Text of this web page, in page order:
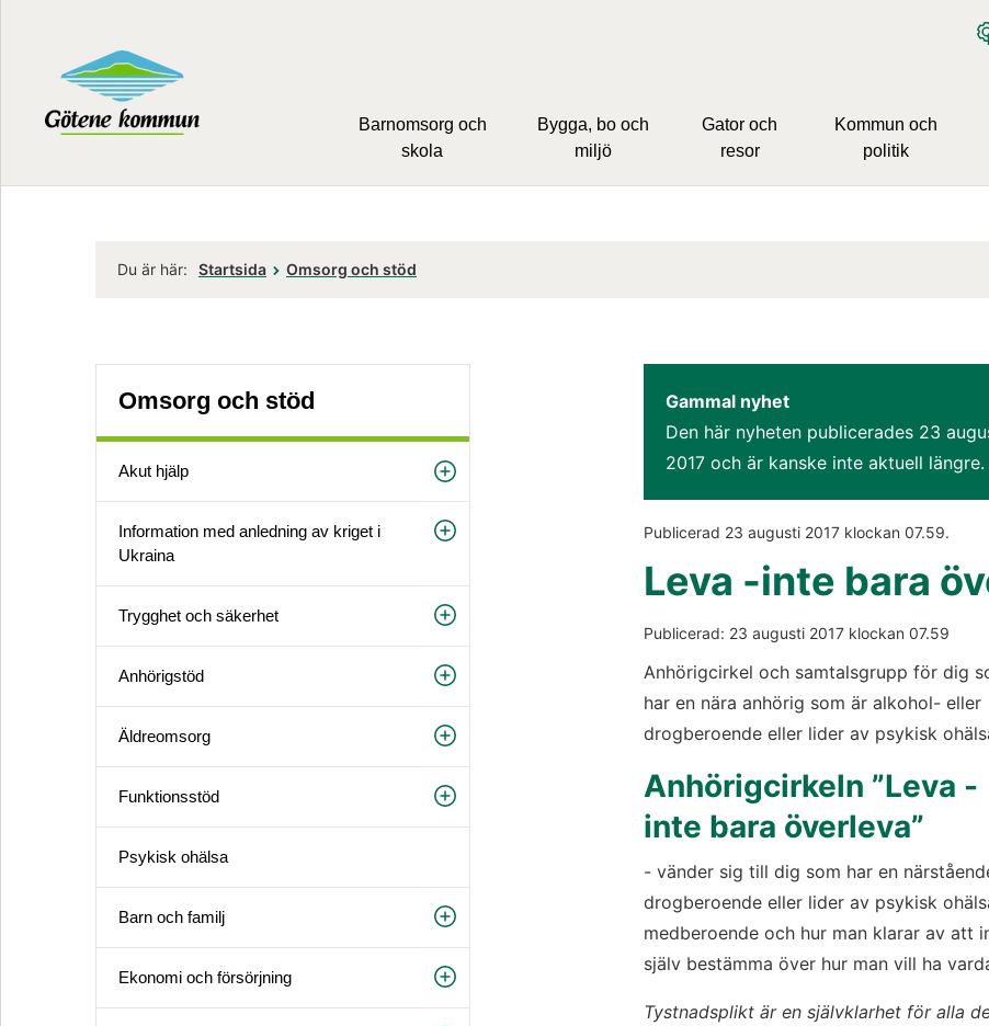
Barnomsorg och
skola
Bygga, bo och
miljö
Gator och
resor
Kommun och
politik
Du är här: Startsida Omsorg och stöd
Omsorg och stöd
Akut hjälp
Information med anledning av kriget i
Ukraina
Trygghet och säkerhet
Anhörigstöd
Äldreomsorg
Funktionsstöd
Psykisk ohälsa
Barn och familj
Ekonomi och försörjning
Gammal nyhet
Den här nyheten publicerades 23
2017 och är kanske inte aktuell längre.
Publicerad 23 augusti 2017 klockan 07.59.
Leva -inte bara
Publicerad: 23 augusti 2017 klockan 07.59
Anhörigcirkel och samtalsgrupp för dig
har en nära anhörig som är alkohol- eller
drogberoende eller lider av psykisk
Anhörigcirkeln ”Leva -
inte bara överleva”
- vänder sig till dig som har en
drogberoende eller lider av psykisk
medberoende och hur man klarar av att
själv bestämma över hur man vill ha
Tystnadsplikt är en självklarhet för alla